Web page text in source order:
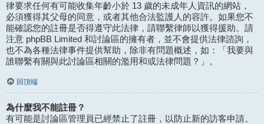
律要求任何有可能收集年齡小於 13 歲的未成年人資訊的網站，
必須獲得其父母的同意，或者其他合法監護人的容許。如果您不
能確認您的註冊是否得遵守此法律，請聯繫律師以獲得援助。請
注意 phpBB Limited 和討論區的擁有者，並不會提供法律諮詢，
也不為各種法律事件提供幫助，除非有問題概述，如：「我要與
誰聯繫有關與此討論區相關的濫用和或法律問題？」。
回頂端
為什麼我不能註冊？
有可能是討論區管理員已經禁止了註冊，以防止新的訪客申請。